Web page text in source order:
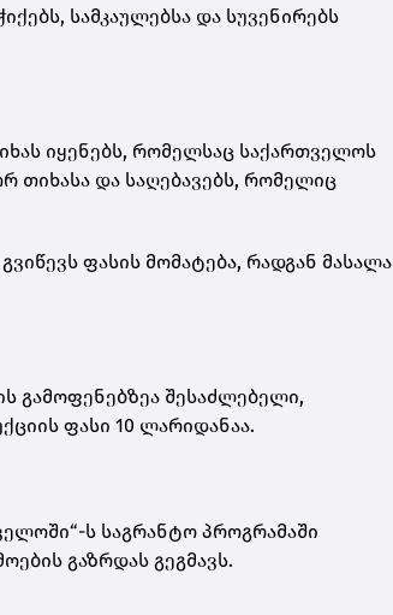
სამკაულებსა და სუვენირებს
იყენებს, რომელსაც საქართველოს
თიხასა და საღებავებს, რომელიც
ფასის მომატება, რადგან მასალა
გამოფენებზეა შესაძლებელი,
ფასი 10 ლარიდანაა.
ს საგრანტო პროგრამაში
გაზრდას გეგმავს.